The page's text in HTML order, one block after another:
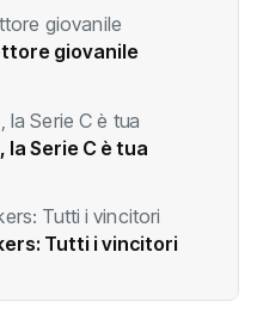
giovanile
Serie C è tua
Tutti i vincitori